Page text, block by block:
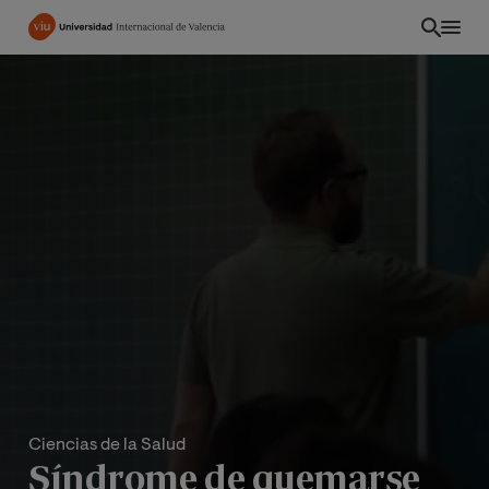
Pasar
Ciencias de la Salud
Síndrome de quemarse